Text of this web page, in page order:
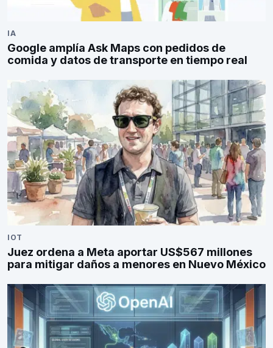
IA
Google amplía Ask Maps con pedidos de
comida y datos de transporte en tiempo real
IOT
Juez ordena a Meta aportar US$567 millones
para mitigar daños a menores en Nuevo México